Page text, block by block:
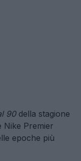
90della stagione
Nike Premier
epoche più